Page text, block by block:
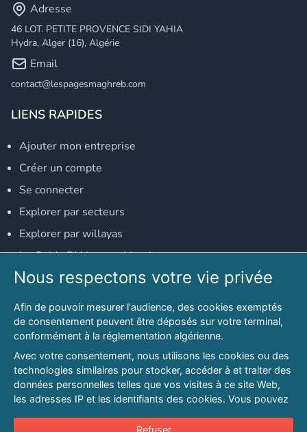
Adresse
46 LOT. PETITE PROVENCE SIDI YAHIA
Hydra, Alger (16), Algérie
Email
contact@lespagesmaghreb.com
LIENS RAPIDES
Ajouter mon entreprise
Créer un compte
Se connecter
Explorer par secteurs
Explorer par willayas
Le Guide D'Alger, guide-alger.com
NOS RÉSEAUX SOCIAUX
Notre page Facebook
Notre page LinkedIn
Notre page Instagram
Notre page Twitter
Nous respectons votre vie privée
Afin de pouvoir mesurer l'audience, des cookies exemptés
de consentement peuvent être déposés sur votre terminal,
conformément à la réglementation algérienne.
Avec votre consentement, nous utilisons les cookies ou des
technologies similaires pour stocker, accéder à et traiter des
données personnelles telles que vos visites à ce site Web,
les adresses IP et les identifiants des cookies. Vous pouvez
sur l'intérêt légitime à tout moment en cliquant sur « Refuser
Refuser